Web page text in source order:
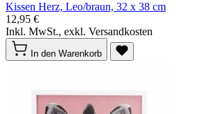
Kissen Herz, Leo/braun, 32 x 38 cm
12,95 €
Inkl. MwSt., exkl. Versandkosten
In den Warenkorb